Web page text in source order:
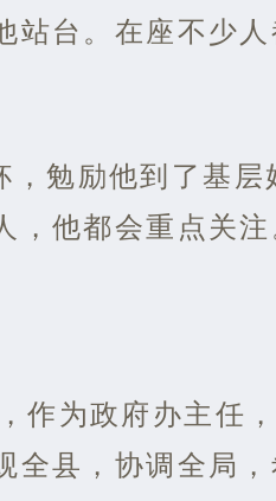
站台。在座不少
勉励他到了基层
他都会重点关注
作为政府办主任
全县，协调全局